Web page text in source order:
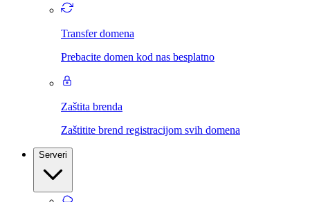
Transfer domena
Prebacite domen kod nas besplatno
Zaštita brenda
Zaštitite brend registracijom svih domena
Serveri